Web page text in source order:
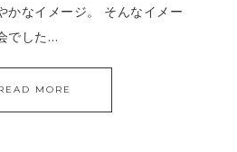
かなイメージ。 そんなイメー
でした…
MORE